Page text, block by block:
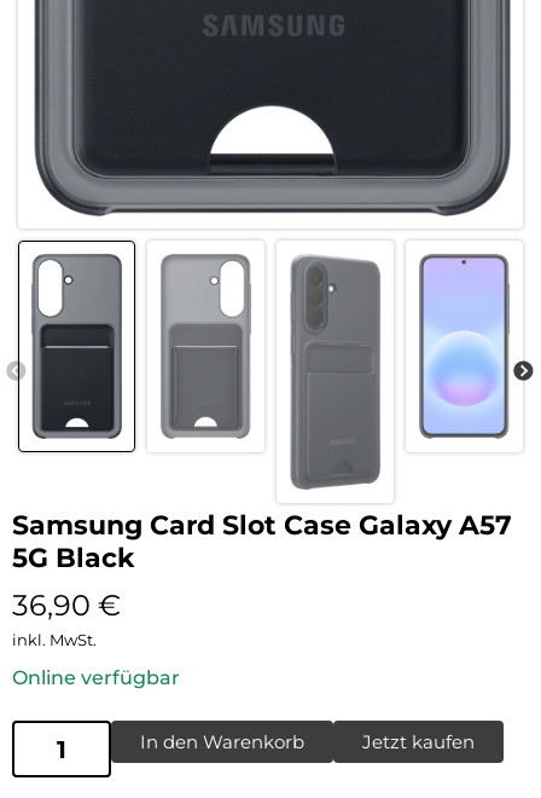
Samsung Card Slot Case Galaxy A57
5G Black
36,90 €
inkl. MwSt.
Online verfügbar
In den Warenkorb Jetzt kaufen